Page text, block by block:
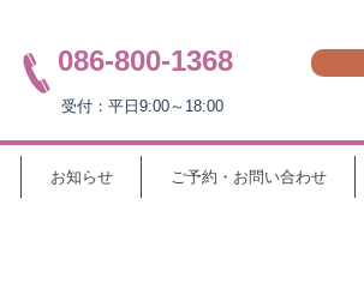
086-800-1368
受付：平日9:00～18:00
お知らせ ご予約・お問い合わせ